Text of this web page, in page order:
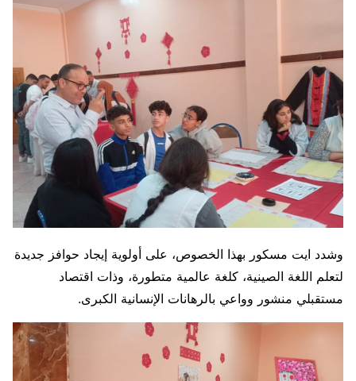
وشدد ايت مسكور بهذا الخصوص، على أولوية إيجاد حوافز جديدة
لتعلم اللغة الصينية، كلغة عالمية متطورة، وذات اقتصاد
مستقبلي منشور وواعي بالرهانات الإنسانية الكبرى.